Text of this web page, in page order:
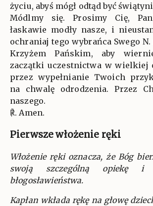
życiu, abyś mógł odtąd być
Módlmy się. Prosimy Cię,
łaskawie modły nasze, i
ochraniaj tego wybrańca Swego
Krzyżem Pańskim, aby
zaczątki uczestnictwa w wielkiej
przez wypełnianie Twoich
na chwalę odrodzenia. Przez
naszego.
℟. Amen.
Pierwsze włożenie ręki
Włożenie ręki oznacza, że Bóg
swoją szczególną opiekę
błogosławieństwa.
Kapłan wkłada rękę na głowę